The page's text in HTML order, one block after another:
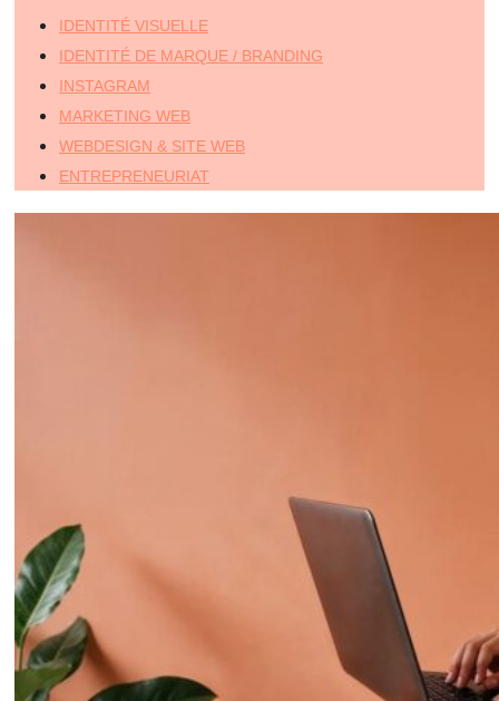
IDENTITÉ VISUELLE
IDENTITÉ DE MARQUE / BRANDING
INSTAGRAM
MARKETING WEB
WEBDESIGN & SITE WEB
ENTREPRENEURIAT